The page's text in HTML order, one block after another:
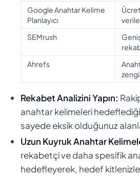
Google Anahtar Kelime
Planlayıcı
SEMrush
Ahrefs
Rekabet Analizini Yapın:
anahtar kelimeleri
sayede eksik olduğunuz
Uzun Kuyruk Anahtar
rekabetçi ve daha spesifik
hedefleyerek, hedef